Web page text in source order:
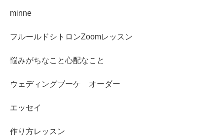
minne
フルールドシトロンZoomレッスン
悩みがちなこと心配なこと
ウェディングブーケ オーダー
エッセイ
作り方レッスン